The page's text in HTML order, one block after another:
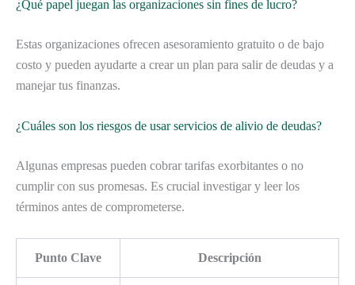
¿Qué papel juegan las organizaciones sin fines de lucro?
Estas organizaciones ofrecen asesoramiento gratuito o de bajo
costo y pueden ayudarte a crear un plan para salir de deudas y a
manejar tus finanzas.
¿Cuáles son los riesgos de usar servicios de alivio de deudas?
Algunas empresas pueden cobrar tarifas exorbitantes o no
cumplir con sus promesas. Es crucial investigar y leer los
términos antes de comprometerse.
Punto Clave Descripción